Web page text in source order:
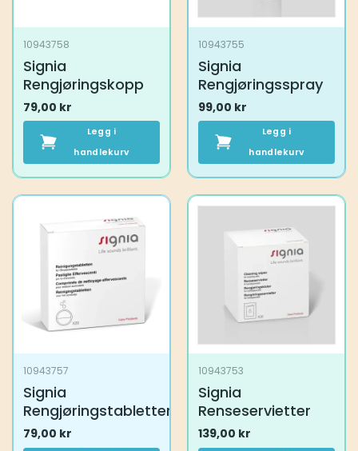
10943758
Signia
Rengjøringskopp
79,00 kr
Legg i
handlekurv
10943755
Signia
Rengjøringsspray
99,00 kr
Legg i
handlekurv
10943757
Signia
Rengjøringstabletter
79,00 kr
10943753
Signia
Renseservietter
139,00 kr